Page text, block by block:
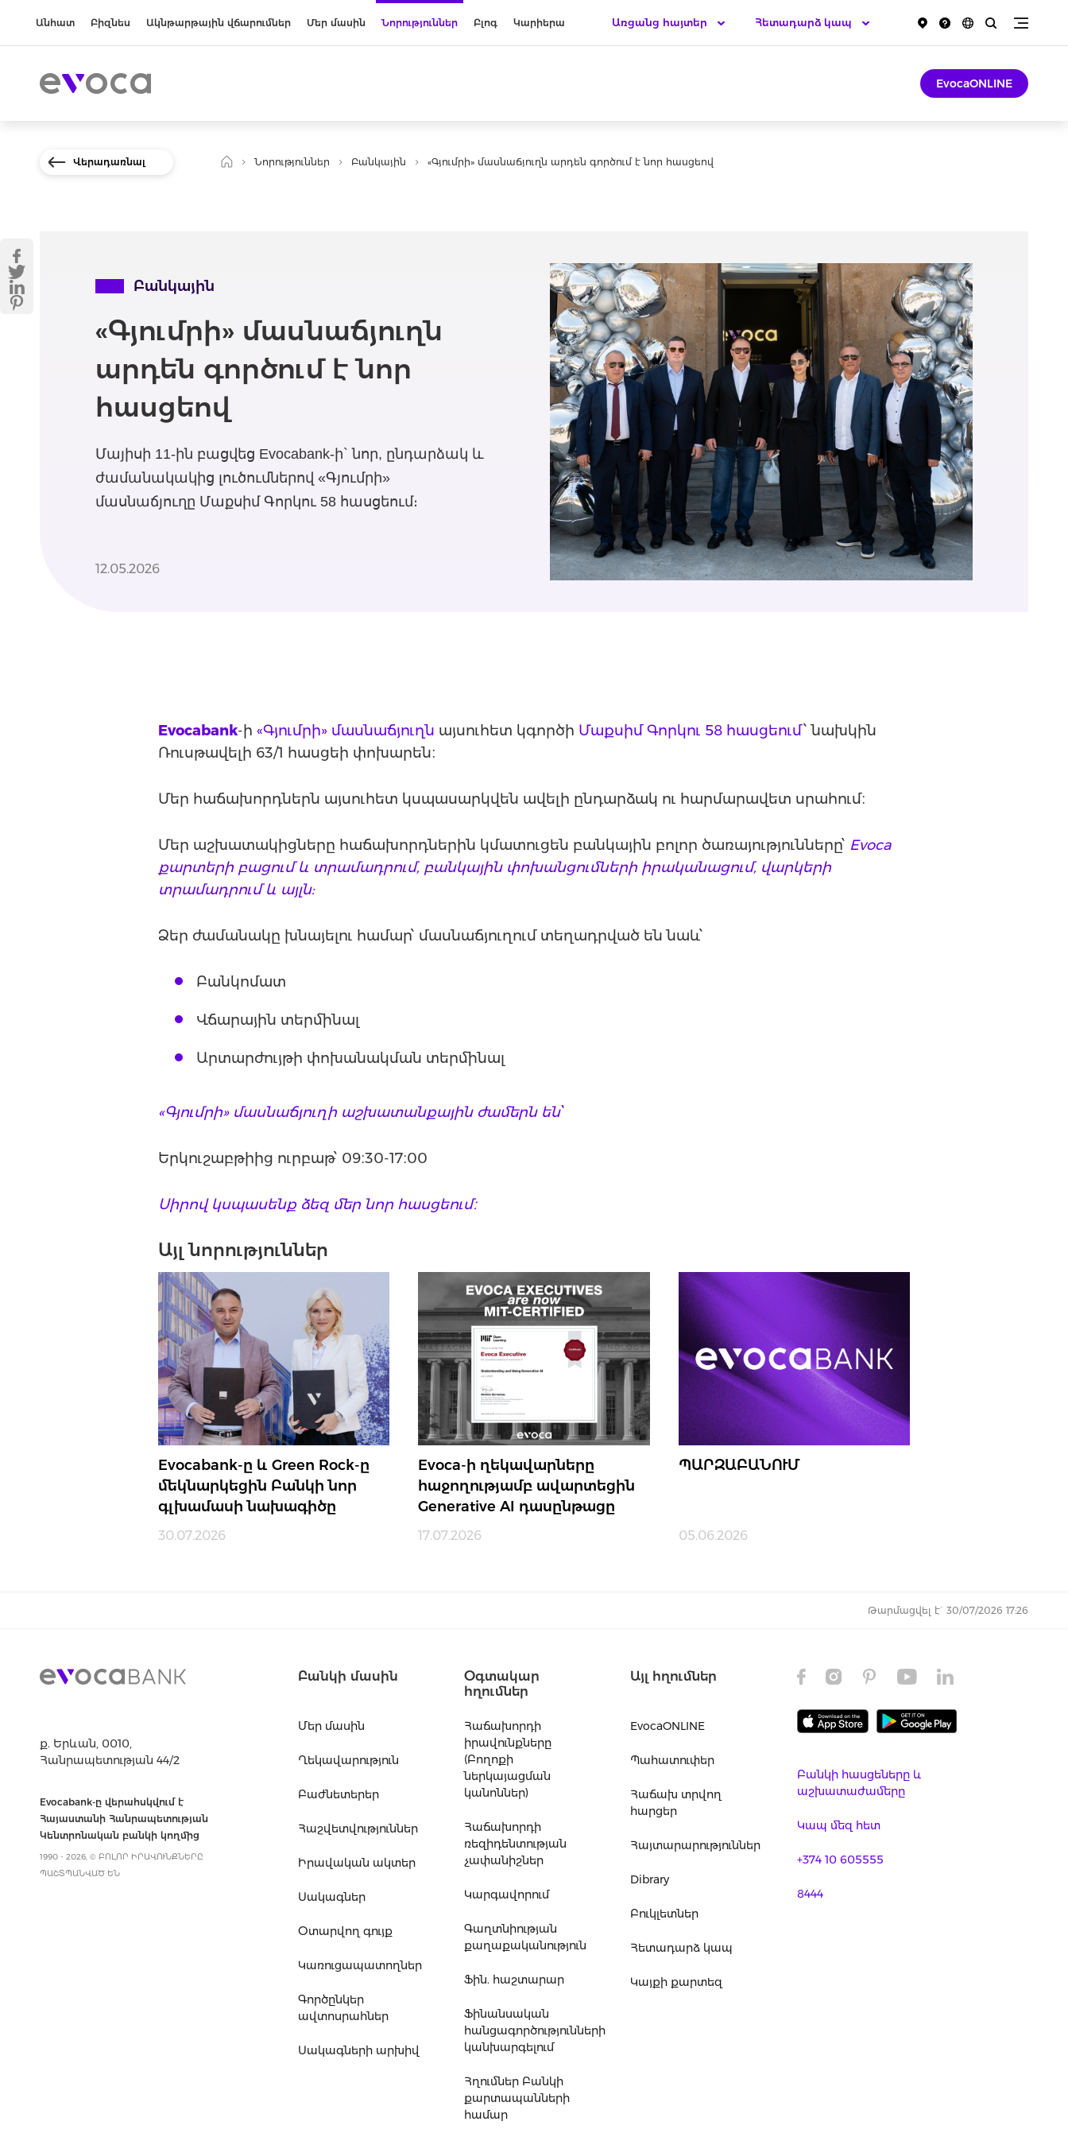
Անհատ Բիզնես Ակնթարթային վճարումներ Մեր մասին Նորություններ Բլոգ Կարիերա Հետադարձ կապ
Առցանց հայտեր
EvocaONLINE
Վերադառնալ Նորություններ Բանկային «Գյումրի» մասնաճյուղն արդեն գործում է նոր հասցեով
Բանկային
«Գյումրի» մասնաճյուղն
արդեն գործում է նոր
հասցեով
Մայիսի 11-ին բացվեց Evocabank-ի` նոր, ընդարձակ և
ժամանակակից լուծումներով «Գյումրի»
մասնաճյուղը Մաքսիմ Գորկու 58 հասցեում։
12.05.2026
Evocabank-ի «Գյումրի» մասնաճյուղն այսուհետ կգործի Մաքսիմ Գորկու 58 հասցեում՝ նախկին
Ռուսթավելի 63/1 հասցեի փոխարեն։
Մեր հաճախորդներն այսուհետ կսպասարկվեն ավելի ընդարձակ ու հարմարավետ սրահում։
Մեր աշխատակիցները հաճախորդներին կմատուցեն բանկային բոլոր ծառայությունները՝ Evoca
քարտերի բացում և տրամադրում, բանկային փոխանցումների իրականացում, վարկերի
տրամադրում և այլն:
Ձեր ժամանակը խնայելու համար՝ մասնաճյուղում տեղադրված են նաև՝
Բանկոմատ
Վճարային տերմինալ
Արտարժույթի փոխանակման տերմինալ
«Գյումրի» մասնաճյուղի աշխատանքային ժամերն են՝
Երկուշաբթիից ուրբաթ՝ 09։30-17։00
Սիրով կսպասենք ձեզ մեր նոր հասցեում։
Այլ նորություններ
Evocabank-ը և Green Rock-ը
մեկնարկեցին Բանկի նոր
գլխամասի նախագիծը
30.07.2026
Evoca-ի ղեկավարները
հաջողությամբ ավարտեցին
Generative AI դասընթացը
17.07.2026
ՊԱՐԶԱԲԱՆՈՒՄ
05.06.2026
Թարմացվել է` 30/07/2026 17:26
ք. Երևան, 0010,
Հանրապետության 44/2
Evocabank-ը վերահսկվում է
Հայաստանի Հանրապետության
Կենտրոնական բանկի կողմից
1990 - 2026, © ԲՈԼՈՐ ԻՐԱՎՈՒՆՔՆԵՐԸ
ՊԱՇՏՊԱՆՎԱԾ ԵՆ
Բանկի մասին
Մեր մասին
Ղեկավարություն
Բաժնետերեր
Հաշվետվություններ
Իրավական ակտեր
Սակագներ
Օտարվող գույք
Կառուցապատողներ
Գործընկեր
ավտոսրահներ
Սակագների արխիվ
Օգտակար
հղումներ
Հաճախորդի
իրավունքները
(Բողոքի
ներկայացման
կանոններ)
Հաճախորդի
ռեզիդենտության
չափանիշներ
Կարգավորում
Գաղտնիության
քաղաքականություն
Ֆին. հաշտարար
Ֆինանսական
հանցագործությունների
կանխարգելում
Հղումներ Բանկի
քարտապանների
համար
Այլ հղումներ
EvocaONLINE
Պահատուփեր
Հաճախ տրվող
հարցեր
Հայտարարություններ
Dibrary
Բուկլետներ
Հետադարձ կապ
Կայքի քարտեզ
Բանկի հասցեները և
աշխատաժամերը
Կապ մեզ հետ
+374 10 605555
8444